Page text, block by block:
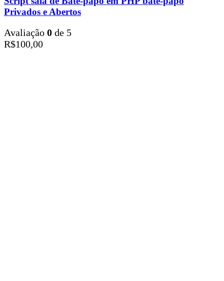
Privados e Abertos
Avaliação 0 de 5
R$100,00